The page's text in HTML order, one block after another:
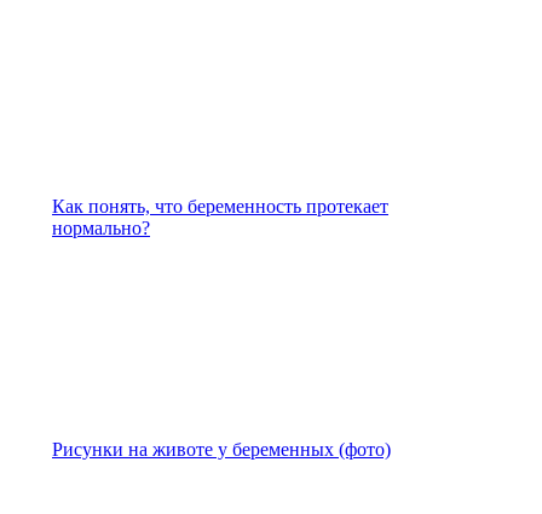
Как понять, что беременность протекает
нормально?
Рисунки на животе у беременных (фото)